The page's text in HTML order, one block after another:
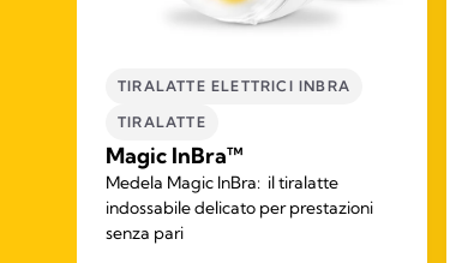
TIRALATTE ELETTRICI INBRA
TIRALATTE
Magic InBra™
Medela Magic InBra: il tiralatte
indossabile delicato per prestazioni
senza pari